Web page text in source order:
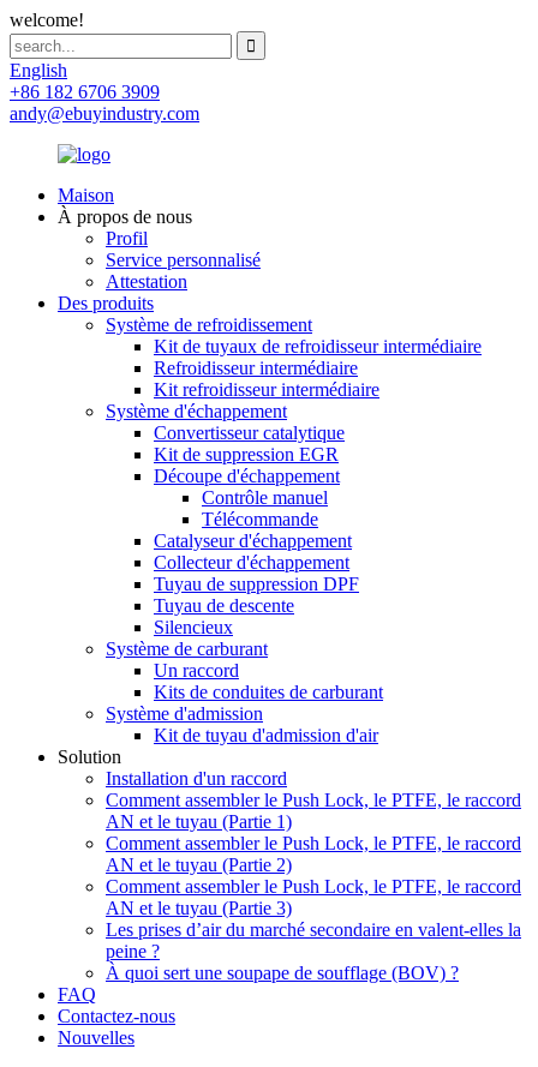
welcome!
English
+86 182 6706 3909
andy@ebuyindustry.com
Maison
À propos de nous
Profil
Service personnalisé
Attestation
Des produits
Système de refroidissement
Kit de tuyaux de refroidisseur intermédiaire
Refroidisseur intermédiaire
Kit refroidisseur intermédiaire
Système d'échappement
Convertisseur catalytique
Kit de suppression EGR
Découpe d'échappement
Contrôle manuel
Télécommande
Catalyseur d'échappement
Collecteur d'échappement
Tuyau de suppression DPF
Tuyau de descente
Silencieux
Système de carburant
Un raccord
Kits de conduites de carburant
Système d'admission
Kit de tuyau d'admission d'air
Solution
Installation d'un raccord
Comment assembler le Push Lock, le PTFE, le raccord
AN et le tuyau (Partie 1)
Comment assembler le Push Lock, le PTFE, le raccord
AN et le tuyau (Partie 2)
Comment assembler le Push Lock, le PTFE, le raccord
AN et le tuyau (Partie 3)
Les prises d’air du marché secondaire en valent-elles la
peine ?
À quoi sert une soupape de soufflage (BOV) ?
FAQ
Contactez-nous
Nouvelles